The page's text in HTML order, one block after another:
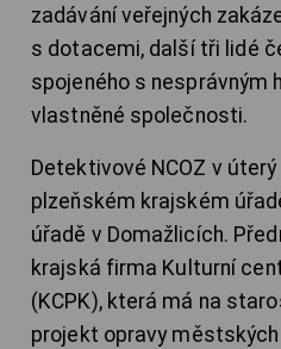
zadávání veřejných
s dotacemi, další tři lidé
spojeného s nesprávným
vlastněné společnosti.
Detektivové NCOZ v
plzeňském krajském
úřadě v Domažlicích.
krajská firma Kulturní
(KCPK), která má na
projekt opravy městských